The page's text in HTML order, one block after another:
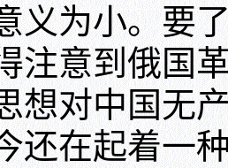
义为小。要
注意到俄国
想对中国无
还在起着一